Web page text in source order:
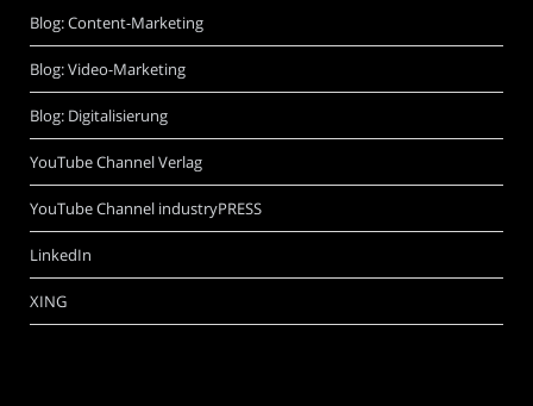
Blog: Content-Marketing
Blog: Video-Marketing
Blog: Digitalisierung
YouTube Channel Verlag
YouTube Channel industryPRESS
LinkedIn
XING